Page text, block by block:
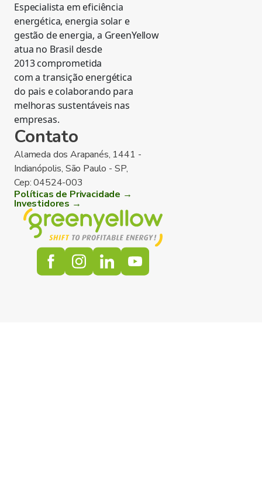
Especialista em eficiência
energética, energia solar e
gestão de energia, a GreenYellow
atua no Brasil desde
2013 comprometida
com a transição energética
do pais e colaborando para
melhoras sustentáveis nas
empresas.
Contato
Alameda dos Arapanés, 1441 -
Indianópolis, São Paulo - SP,
Cep: 04524-003
Políticas de Privacidade →
Investidores →